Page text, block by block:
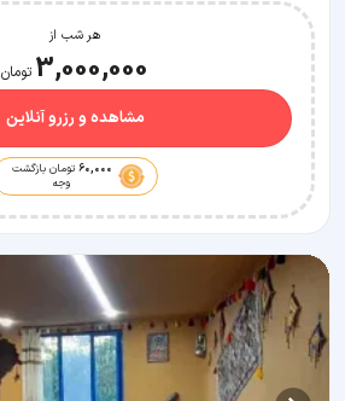
هر شب از
3,000,000 تومان
مشاهده و رزرو آنلاین
60,000 تومان بازگشت
وجه